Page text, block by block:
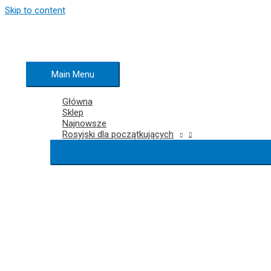
Skip to content
Main Menu
Główna
Sklep
Najnowsze
Rosyjski dla początkujących